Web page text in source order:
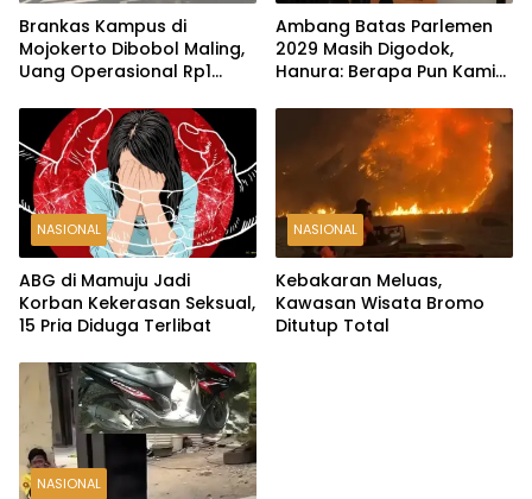
Brankas Kampus di
Mojokerto Dibobol Maling,
Uang Operasional Rp1
Ambang Batas Parlemen
2029 Masih Digodok,
Hanura: Berapa Pun Kami
NASIONAL
ABG di Mamuju Jadi
Korban Kekerasan Seksual,
15 Pria Diduga Terlibat
NASIONAL
Kebakaran Meluas,
Kawasan Wisata Bromo
Ditutup Total
NASIONAL